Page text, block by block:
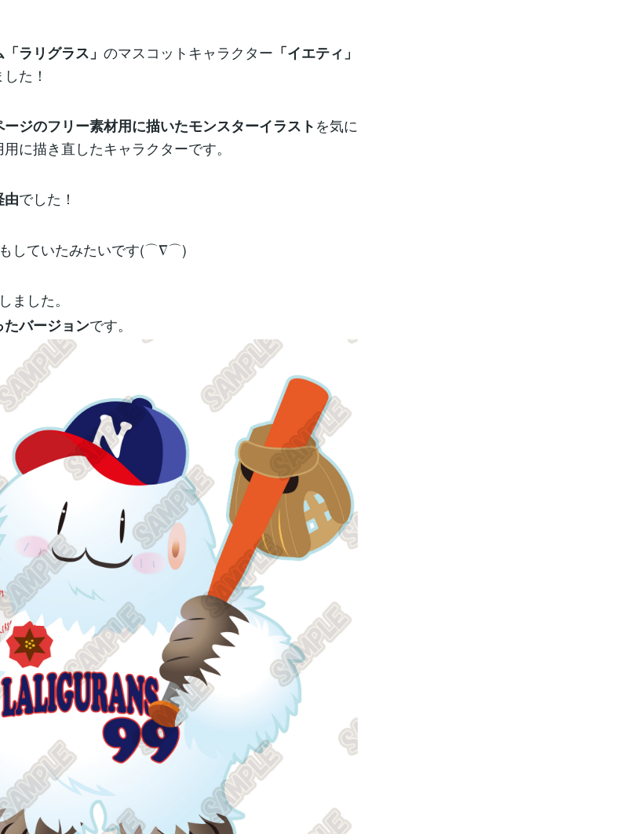
ラリグラス」 のマスコットキャラクター 「イエティ」
た！
ジのフリー素材用に描いたモンスターイラストを気に
に描き直したキャラクターです。
由でした！
していたみたいです(⌒∇⌒)
ました。
バージョンです。